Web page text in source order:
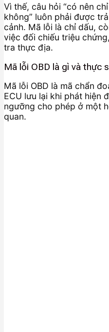
Vì thế, câu hỏi “có nên
không” luôn phải được
cảnh. Mã lỗi là chỉ dấu,
việc đối chiếu triệu
tra thực địa.
Mã lỗi OBD là gì và thực
Mã lỗi OBD là mã chẩn
ECU lưu lại khi phát hiện
ngưỡng cho phép ở một
quan.